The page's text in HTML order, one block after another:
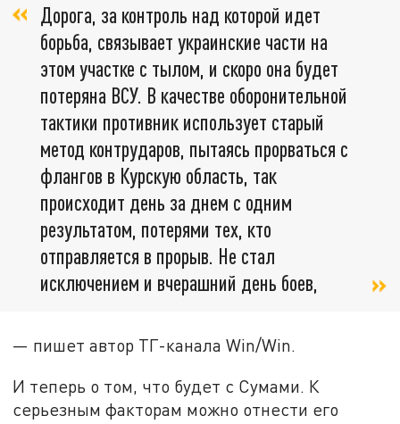
Дорога, за контроль над которой идет
борьба, связывает украинские части на
этом участке с тылом, и скоро она будет
потеряна ВСУ. В качестве оборонительной
тактики противник использует старый
метод контрударов, пытаясь прорваться с
флангов в Курскую область, так
происходит день за днем с одним
результатом, потерями тех, кто
отправляется в прорыв. Не стал
исключением и вчерашний день боев,
— пишет автор ТГ-канала Win/Win.
И теперь о том, что будет с Сумами. К
серьезным факторам можно отнести его